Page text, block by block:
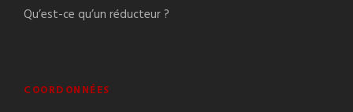
Qu’est-ce qu’un réducteur ?
COORDONNÉES